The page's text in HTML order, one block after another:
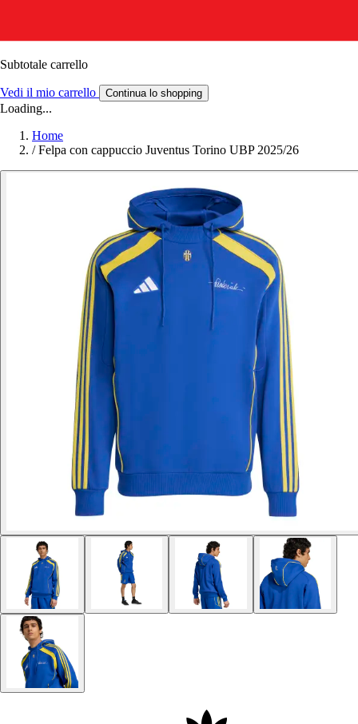
Subtotale carrello
Vedi il mio carrello Continua lo shopping
Loading...
Home
/ Felpa con cappuccio Juventus Torino UBP 2025/26